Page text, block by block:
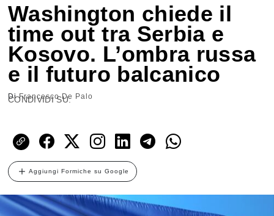
Washington chiede il
time out tra Serbia e
Kosovo. L’ombra russa
e il futuro balcanico
DiFrancesco De Palo
CONDIVIDI SU:
Aggiungi Formiche su Google